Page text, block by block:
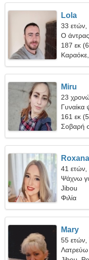
Lola
33 ετών,
Ο άντρας
187 εκ
Miru
23
Γυναίκα
161 εκ
Σοβαρή
Roxana
41 ετών,
Ψάχνω
Jibou
Φιλία
Mary
55 ετών,
Λατρεύω